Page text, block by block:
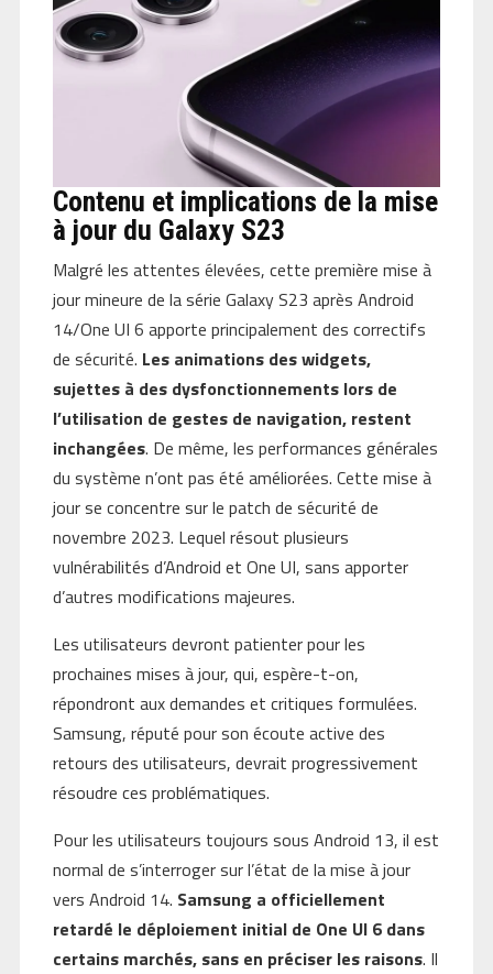
Contenu et implications de la mise
à jour du Galaxy S23
Malgré les attentes élevées, cette première mise à
jour mineure de la série Galaxy S23 après Android
14/One UI 6 apporte principalement des correctifs
de sécurité. Les animations des widgets,
sujettes à des dysfonctionnements lors de
l’utilisation de gestes de navigation, restent
inchangées. De même, les performances générales
du système n’ont pas été améliorées. Cette mise à
jour se concentre sur le patch de sécurité de
novembre 2023. Lequel résout plusieurs
vulnérabilités d’Android et One UI, sans apporter
d’autres modifications majeures.
Les utilisateurs devront patienter pour les
prochaines mises à jour, qui, espère-t-on,
répondront aux demandes et critiques formulées.
Samsung, réputé pour son écoute active des
retours des utilisateurs, devrait progressivement
résoudre ces problématiques.
Pour les utilisateurs toujours sous Android 13, il est
normal de s’interroger sur l’état de la mise à jour
vers Android 14. Samsung a officiellement
retardé le déploiement initial de One UI 6 dans
certains marchés, sans en préciser les raisons. Il